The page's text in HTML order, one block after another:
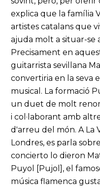
explica que la família
artistes catalans que
ajuda molt a situar-se
Precisament en
guitarrista sevillana
convertiria en la seva
musical. La formació
un duet de molt
i col·laborant amb
d'arreu del món. A La
Londres, es parla
concierto lo dieron
Puyol [Pujol], el
música flamenca